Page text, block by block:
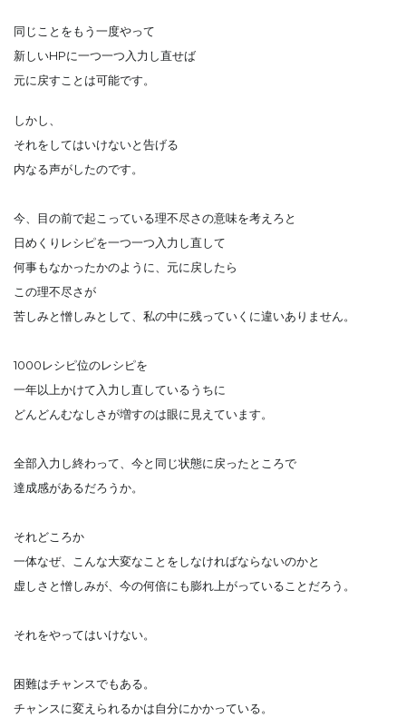
同じことをもう一度やって
新しいHPに一つ一つ入力し直せば
元に戻すことは可能です。
しかし、
それをしてはいけないと告げる
内なる声がしたのです。
今、目の前で起こっている理不尽さの意味を考えろと
日めくりレシピを一つ一つ入力し直して
何事もなかったかのように、元に戻したら
この理不尽さが
苦しみと憎しみとして、私の中に残っていくに違いありません。
1000レシピ位のレシピを
一年以上かけて入力し直しているうちに
どんどんむなしさが増すのは眼に見えています。
全部入力し終わって、今と同じ状態に戻ったところで
達成感があるだろうか。
それどころか
一体なぜ、こんな大変なことをしなければならないのかと
虚しさと憎しみが、今の何倍にも膨れ上がっていることだろう。
それをやってはいけない。
困難はチャンスでもある。
チャンスに変えられるかは自分にかかっている。